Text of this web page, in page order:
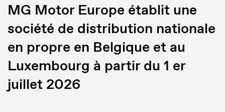
MG Motor Europe établit une
société de distribution nationale
en propre en Belgique et au
Luxembourg à partir du 1 er
juillet 2026